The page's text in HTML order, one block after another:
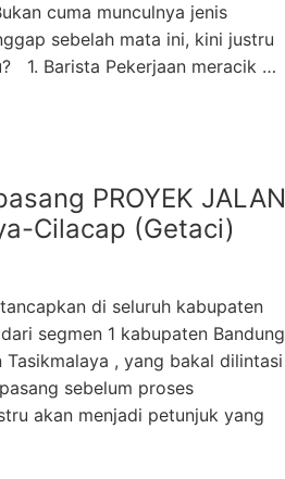
cuma munculnya jenis
sebelah mata ini, kini justru
1. Barista Pekerjaan meracik …
PROYEK JALAN
Cilacap (Getaci)
di seluruh kabupaten
segmen 1 kabupaten Bandung
, yang bakal dilintasi
sebelum proses
akan menjadi petunjuk yang